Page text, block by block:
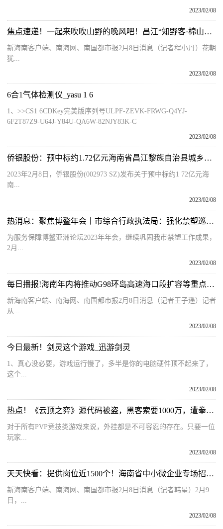
2023/02/08
焦点速递！一起来吹吹山野的晚风吧！昌江“知野客·棉山野宿”露营营地正式开营
新海南客户端、南海网、南国都市报2月8日消息（记者程小丹）花朝
犹...
2023/02/08
6合1气体检测仪_yasu 1 6
1、>>CS1 6CDKey完美版序列号ULPF-ZEVK-FRWG-Q4YJ-
6F2T87Z9-U64J-Y84U-QA6W-82NJY83K-C
2023/02/08
侨银股份：预中标约1.72亿元海南省昌江黎族自治县城乡环卫作业市场化管理项目
2023年2月8日，侨银股份(002973 SZ)发布关于预中标约1 72亿元海
南...
2023/02/08
热消息：聚焦博鳌年会丨市综合行政执法局：强化禁塑巡查宣传工作 服务保障博鳌年会
为服务保障博鳌亚洲论坛2023年年会，继续巩固我市禁塑工作成果，
2月...
2023/02/08
每日播报!海南年内将推动G98环岛高速海口段扩容等重点项目取得实质性进展
新海南客户端、南海网、南国都市报2月8日消息（记者王子遥）记者
从...
2023/02/08
今日最新！剑灵这个游戏_迅游剑灵
1、真心没必要，游戏运行慢了，多半是你的电脑硬件顶不起来了，
这个...
2023/02/08
热点！《云顶之弈》源代码被盗，黑客索要1000万，遭拳头一口回绝
对于所有PVP竞技类游戏来说，外挂都是不可容忍的存在。只要一位
玩家...
2023/02/08
天天快看：提供岗位近1500个！海南省中小微企业专场招聘会明日等你来
新海南客户端、南海网、南国都市报2月8日消息（记者韩星）2月9
日，...
2023/02/08